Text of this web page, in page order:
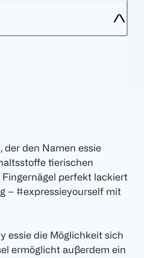
der den Namen essie
tierischen
perfekt lackiert
– #expressieyourself mit
essie die Möglichkeit sich
ermöglicht außerdem ein